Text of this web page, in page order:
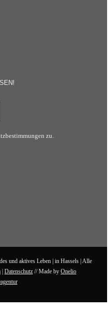
zu.
und aktives Leben | in Hassels | Alle
Datenschutz // Made by Onelio